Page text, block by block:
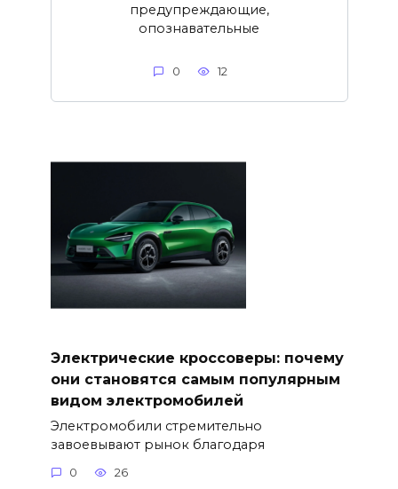
предупреждающие,
опознавательные
0 12
Электрические кроссоверы: почему
они становятся самым популярным
видом электромобилей
Электромобили стремительно
завоевывают рынок благодаря
0 26